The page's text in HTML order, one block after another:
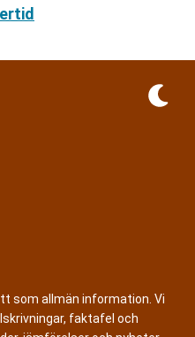
som allmän information. Vi
faktafel och